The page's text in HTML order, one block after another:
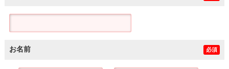
お名前 必須